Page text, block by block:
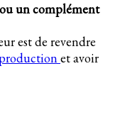
un complément
est de revendre
et avoir